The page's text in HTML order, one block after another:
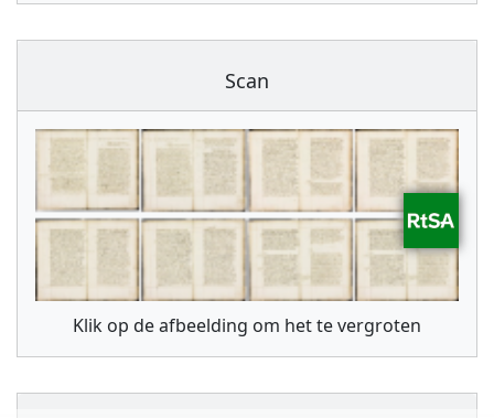
Scan
Klik op de afbeelding om het te vergroten